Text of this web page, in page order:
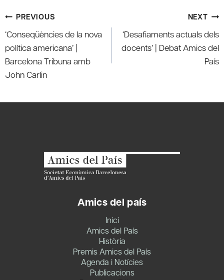
Post
navigation
PREVIOUS
‘Conseqüències de la nova
política americana’ |
Barcelona Tribuna amb
John Carlin
NEXT
‘Desafiaments actuals dels
docents’ | Debat Amics del
País
Amics del país
Inici
Amics del País
Història
Premis Amics del País
Agenda i Notícies
Publicacions